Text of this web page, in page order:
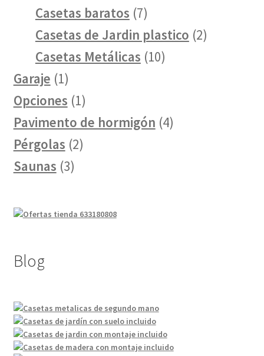
Casetas baratos 77
productos
Casetas de Jardin plastico 22
Casetas Metálicas 1010
Garaje 11
producto
Opciones 11
producto
Pavimento de hormigón 44
Pérgolas 22
Saunas 33
Blog